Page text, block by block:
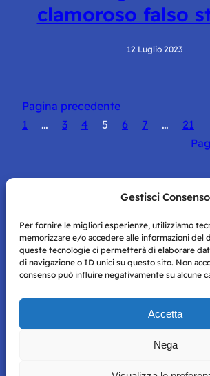
Gestisci Consenso
Per fornire le migliori esperienze, utilizziamo
memorizzare e/o accedere alle informazioni del
queste tecnologie ci permetterà di elaborare
di navigazione o ID unici su questo sito. Non
consenso può influire negativamente su alcune
Accetta
Nega
clamoroso falso
12 Luglio 2023
Pagina precedente
1
… 3 4 5 6 7 …
21
Storie di Napoli è una testata registrata presso
Napoli con autorizzazione numero 38 del 25/9/
Tutte le immagini e i contenuti su questo sito
per mero scopo didattico e informativo.
perseguito secondo i termini di legge. Si nega
informazioni in questo sito web per